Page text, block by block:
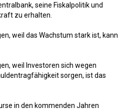
seine Fiskalpolitik und
zu erhalten.
weil das Wachstum stark ist, kann
weil Investoren sich wegen
sorgen, ist das
in den kommenden Jahren